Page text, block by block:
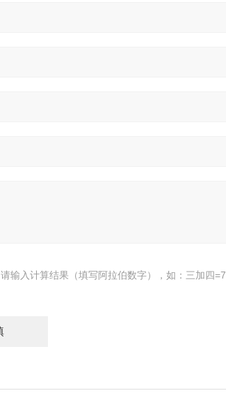
请输入计算结果（填写阿拉伯数字），如：三加四=7